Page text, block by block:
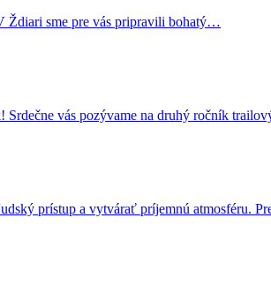
Ždiari sme pre vás pripravili bohatý…
vás pozývame na druhý ročník
prístup a vytvárať príjemnú atmosféru.